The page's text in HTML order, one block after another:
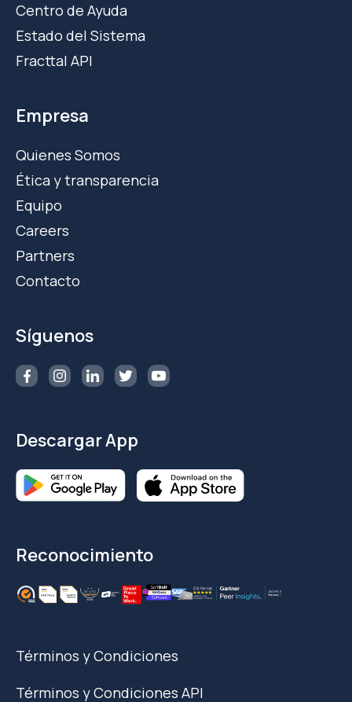
Centro de Ayuda
Estado del Sistema
Fracttal API
Empresa
Quienes Somos
Ética y transparencia
Equipo
Careers
Partners
Contacto
Síguenos
Descargar App
Reconocimiento
Términos y Condiciones
Términos y Condiciones API